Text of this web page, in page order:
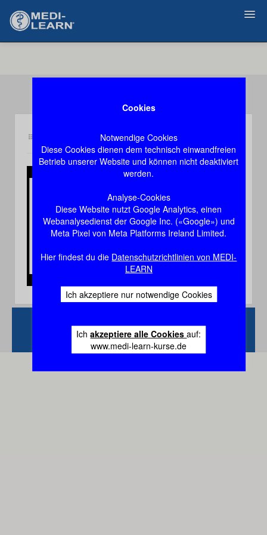
Cookies
Notwendige Cookies
Diese Cookies dienen dem technisch einwandfreien
Betrieb unserer Website und können nicht deaktiviert
werden.
Analyse-Cookies
Diese Website nutzt Google Analytics, einen
Webanalysedienst der Google Inc. («Google») und
Meta Pixel von Meta Platforms Ireland Limited.
Hier findest du die Datenschutzrichtlinien von MEDI-
LEARN
Ich akzeptiere nur notwendige Cookies
Ichakzeptiere alle Cookiesauf:
www.medi-learn-kurse.de
Demozugang, das Video stoppt nach 60 Sekunden
Video
Zurück
Vertrag
widerrufen